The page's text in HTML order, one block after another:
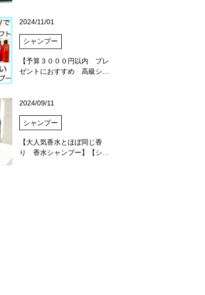
2024/11/01
シャンプー
【予算３０００円以内 プレ
ゼントにおすすめ 高級シ…
2024/09/11
シャンプー
【大人気香水とほぼ同じ香
り 香水シャンプー】【シ…